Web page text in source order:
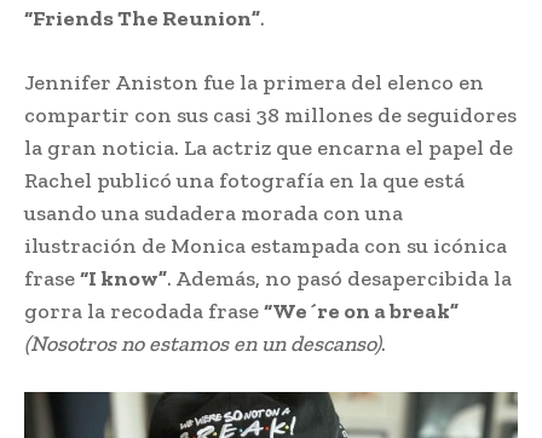
“Friends The Reunion”.
Jennifer Aniston fue la primera del elenco en
compartir con sus casi 38 millones de seguidores
la gran noticia. La actriz que encarna el papel de
Rachel publicó una fotografía en la que está
usando una sudadera morada con una
ilustración de Monica estampada con su icónica
frase“I know”. Además, no pasó desapercibida la
gorra la recodada frase“We´re on a break”
(Nosotros no estamos en un descanso).